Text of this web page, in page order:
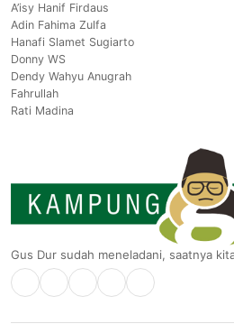
A’isy Hanif Firdaus
Adin Fahima Zulfa
Hanafi Slamet Sugiarto
Donny WS
Dendy Wahyu Anugrah
Fahrullah
Rati Madina
Gus Dur sudah meneladani, saatnya